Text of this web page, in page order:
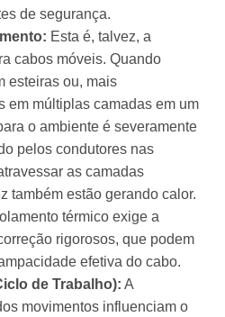
de segurança.
Esta é, talvez, a
cabos móveis. Quando
esteiras ou, mais
em múltiplas camadas em um
o ambiente é severamente
pelos condutores nas
as camadas
também estão gerando calor.
térmico exige a
rigorosos, que podem
efetiva do cabo.
de Trabalho): A
movimentos influenciam o